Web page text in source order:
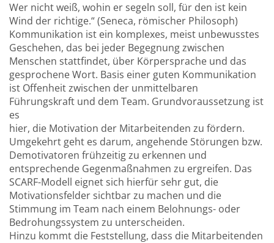
Wer nicht weiß, wohin er segeln soll, für den ist kein
Wind der richtige.“ (Seneca, römischer Philosoph)
Kommunikation ist ein komplexes, meist unbewusstes
Geschehen, das bei jeder Begegnung zwischen
Menschen stattfindet, über Körpersprache und das
gesprochene Wort. Basis einer guten Kommunikation
ist Offenheit zwischen der unmittelbaren
Führungskraft und dem Team. Grundvoraussetzung ist
es
hier, die Motivation der Mitarbeitenden zu fördern.
Umgekehrt geht es darum, angehende Störungen bzw.
Demotivatoren frühzeitig zu erkennen und
entsprechende Gegenmaßnahmen zu ergreifen. Das
SCARF-Modell eignet sich hierfür sehr gut, die
Motivationsfelder sichtbar zu machen und die
Stimmung im Team nach einem Belohnungs- oder
Bedrohungssystem zu unterscheiden.
Hinzu kommt die Feststellung, dass die Mitarbeitenden